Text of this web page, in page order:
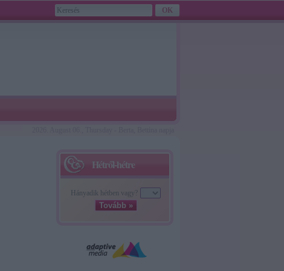
Hétről-hétre
Hányadik hétben vagy?
Tovább »